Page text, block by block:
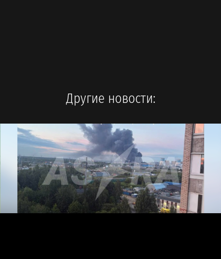
Другие новости: